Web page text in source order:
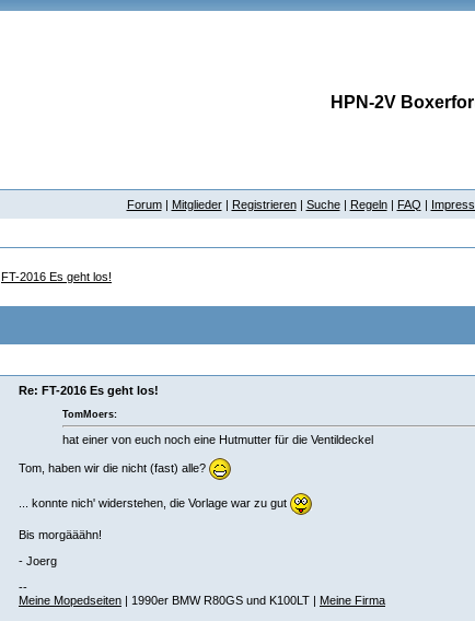
HPN-2V
Forum| Mitglieder| Registrieren| Suche| Regeln| FAQ |
FT-2016 Es geht los!
Re: FT-2016 Es geht los!
TomMoers:
hat einer von euch noch eine Hutmutter für die Ventildeckel
Tom, haben wir die nicht (fast) alle?
... konnte nich' widerstehen, die Vorlage war zu gut
Bis morgääähn!
- Joerg
--
Meine Mopedseiten | 1990er BMW R80GS und K100LT | Meine Firma